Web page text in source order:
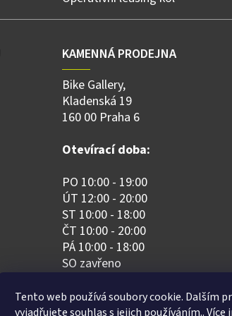
Tento web používá soubory cookie. Dalším
vyjadřujete souhlas s jejich používáním..
KAMENNÁ PRODEJNA
Bike Gallery,
Kladenská 19
160 00 Praha 6
Otevírací doba:
PO 10:00 - 19:00
ÚT 12:00 - 20:00
ST 10:00 - 18:00
ČT 10:00 - 20:00
PÁ 10:00 - 18:00
SO zavřeno